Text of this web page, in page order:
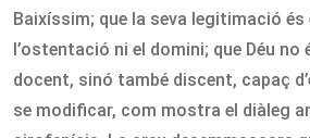
Baixíssim; que la seva legitimació és
l’ostentació ni el domini; que Déu no
docent, sinó també discent, capaç
se modificar, com mostra el diàleg